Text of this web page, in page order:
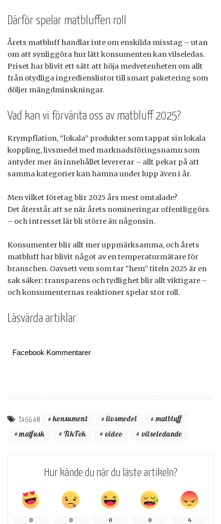
Därför spelar matbluffen roll
Årets matbluff handlar inte om enskilda misstag – utan
om att synliggöra hur lätt konsumenten kan vilseledas.
Priset har blivit ett sätt att höja medvetenheten om allt
från otydliga ingredienslistor till smart paketering som
döljer mängdminskningar.
Vad kan vi förvänta oss av matbluff 2025?
Krympflation, “lokala” produkter som tappat sin lokala
koppling, livsmedel med marknadsföringsnamn som
antyder mer än innehållet levererar – allt pekar på att
samma kategorier kan hamna under lupp även i år.
Men vilket företag blir 2025 års mest omtalade?
Det återstår att se när årets nomineringar offentliggörs
– och intresset lär bli större än någonsin.
Konsumenter blir allt mer uppmärksamma, och årets
matbluff har blivit något av en temperaturmätare för
branschen. Oavsett vem som tar ”hem” titeln 2025 är en
sak säker: transparens och tydlighet blir allt viktigare –
och konsumenternas reaktioner spelar stor roll.
Läsvärda artiklar
Facebook Kommentarer
TAGGAR konsument livsmedel
matbluff
matfusk
TikTok video vilseledande
Hur kände du när du läste artikeln?
0 0 0 0 4